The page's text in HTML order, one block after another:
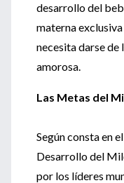
desarrollo del
materna
necesita darse de
amorosa.
Las Metas del
Según consta en
Desarrollo del
por los líderes